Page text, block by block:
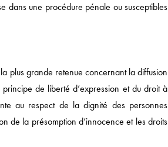
dans une procédure pénale ou susceptibles
plus grande retenue concernant la diffusion
de liberté d’expression et du droit à
au respect de la dignité des personnes
de la présomption d’innocence et les droits
Actualités